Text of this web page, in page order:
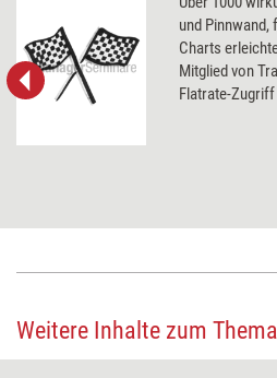
und
Charts
Mitglied von
Flatrate-
Weitere Inhalte zum